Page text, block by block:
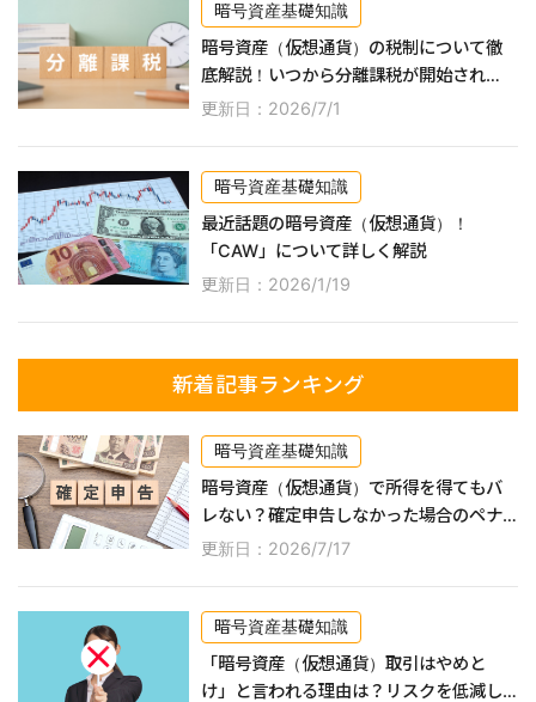
暗号資産基礎知識
暗号資産（仮想通貨）の税制について徹
底解説！いつから分離課税が開始され
る？
更新日：2026/7/1
暗号資産基礎知識
最近話題の暗号資産（仮想通貨）！
「CAW」について詳しく解説
更新日：2026/1/19
新着記事ランキング
暗号資産基礎知識
暗号資産（仮想通貨）で所得を得てもバ
レない？確定申告しなかった場合のペナ
ルティなどを詳しく解説！
更新日：2026/7/17
暗号資産基礎知識
「暗号資産（仮想通貨）取引はやめと
け」と言われる理由は？リスクを低減し